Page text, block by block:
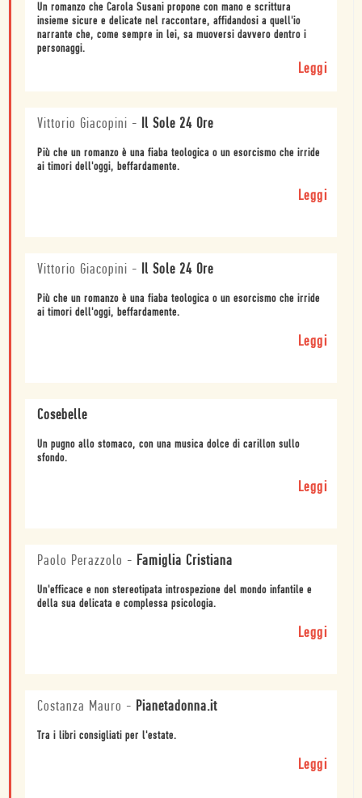
Un romanzo che Carola Susani propone con mano e scrittura
insieme sicure e delicate nel raccontare, affidandosi a quell'io
narrante che, come sempre in lei, sa muoversi davvero dentro i
personaggi.
Leggi
Vittorio Giacopini - Il Sole 24 Ore
Più che un romanzo è una fiaba teologica o un esorcismo che irride
ai timori dell'oggi, beffardamente.
Leggi
Vittorio Giacopini - Il Sole 24 Ore
Più che un romanzo è una fiaba teologica o un esorcismo che irride
ai timori dell'oggi, beffardamente.
Leggi
Cosebelle
Un pugno allo stomaco, con una musica dolce di carillon sullo
sfondo.
Leggi
Paolo Perazzolo - Famiglia Cristiana
Un'efficace e non stereotipata introspezione del mondo infantile e
della sua delicata e complessa psicologia.
Leggi
Costanza Mauro - Pianetadonna.it
Tra i libri consigliati per l'estate.
Leggi